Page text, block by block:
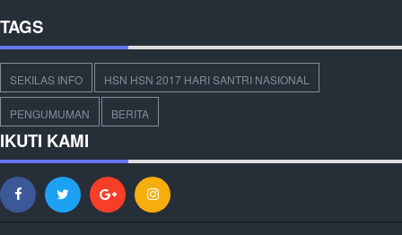
TAGS
SEKILAS INFO HSN HSN 2017 HARI SANTRI NASIONAL
PENGUMUMAN BERITA
IKUTI KAMI